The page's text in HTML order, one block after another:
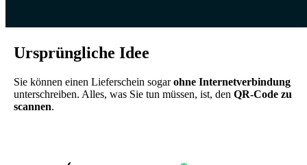
Ursprüngliche Idee
Sie können einen Lieferschein sogarohne Internetverbindung
unterschreiben. Alles, was Sie tun müssen, ist, den QR-Code zu
scannen.